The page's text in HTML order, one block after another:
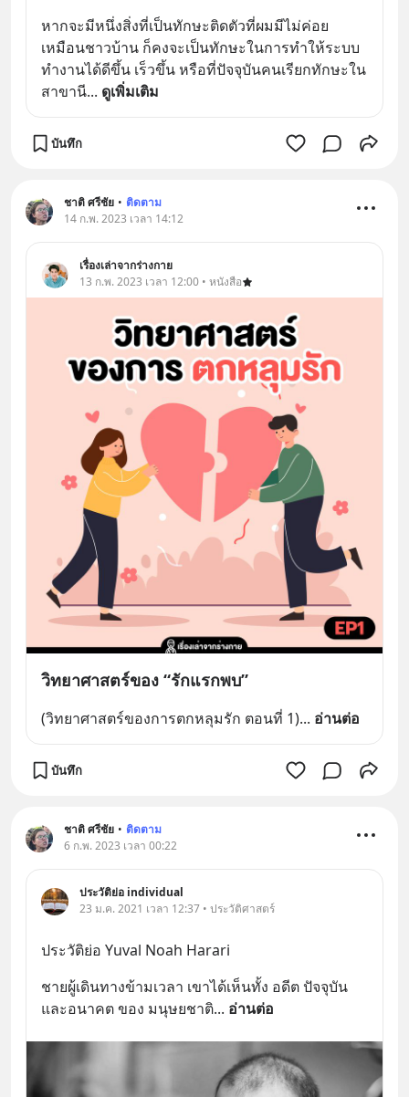
หากจะมีหนึ่งสิ่งที่เป็นทักษะติดตัวที่ผมมีไม่ค่อย
เหมือนชาวบ้าน ก็คงจะเป็นทักษะในการทำให้ระบบ
ทำงานได้ดีขึ้น เร็วขึ้น หรือที่ปัจจุบันคนเรียกทักษะใน
สาขานี... ดูเพิ่มเติม
บันทึก
ชาติ ศรีชัย • ติดตาม
14 ก.พ. 2023 เวลา 14:12
เรื่องเล่าจากร่างกาย
13 ก.พ. 2023 เวลา 12:00 • หนังสือ
วิทยาศาสตร์ของ “รักแรกพบ”
‌(วิทยาศาสตร์ของการตกหลุมรัก ตอนที่ 1)... อ่านต่อ
บันทึก
ชาติ ศรีชัย • ติดตาม
6 ก.พ. 2023 เวลา 00:22
ประวัติย่อ individual
23 ม.ค. 2021 เวลา 12:37 • ประวัติศาสตร์
ประวัติย่อ Yuval Noah Harari
ชายผู้เดินทางข้ามเวลา เขาได้เห็นทั้ง อดีต ปัจจุบัน
และอนาคต ของ มนุษยชาติ... อ่านต่อ